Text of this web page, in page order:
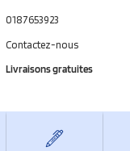
0187653923
Contactez-nous
Livraisons gratuites